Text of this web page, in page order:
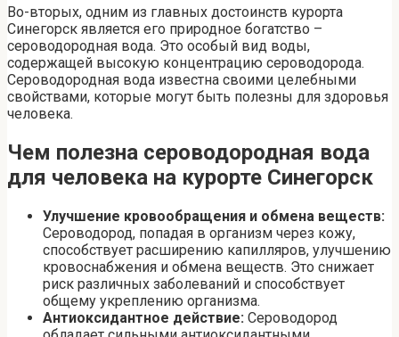
Во-вторых, одним из главных достоинств курорта
Синегорск является его природное богатство –
сероводородная вода. Это особый вид воды,
содержащей высокую концентрацию сероводорода.
Сероводородная вода известна своими целебными
свойствами, которые могут быть полезны для здоровья
человека.
Чем полезна сероводородная вода
для человека на курорте Синегорск
Улучшение кровообращения и обмена веществ:
Сероводород, попадая в организм через кожу,
способствует расширению капилляров, улучшению
кровоснабжения и обмена веществ. Это снижает
риск различных заболеваний и способствует
общему укреплению организма.
Антиоксидантное действие: Сероводород